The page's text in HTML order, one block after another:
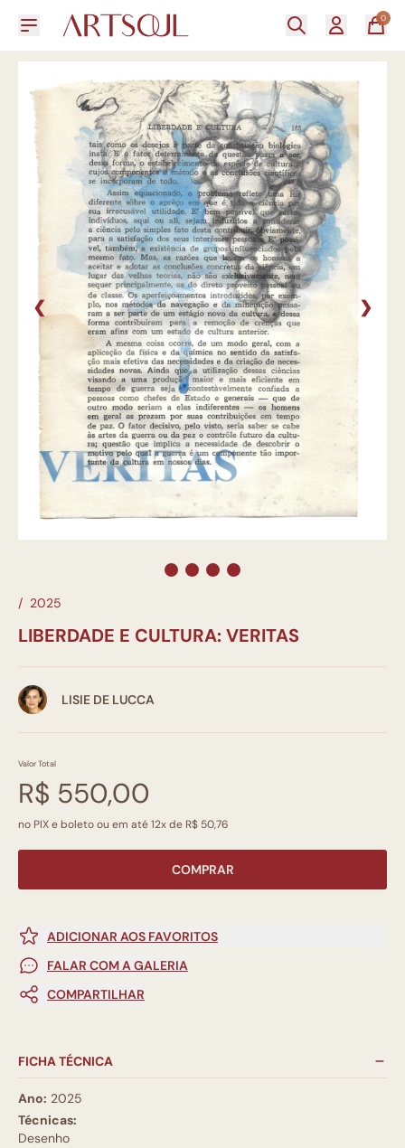
0
❮ ❯
/ 2025
LIBERDADE E CULTURA: VERITAS
LISIE DE LUCCA
Valor Total
R$ 550,00
no PIX e boleto ou em até 12x de R$ 50,76
COMPRAR
ADICIONAR AOS FAVORITOS
FALAR COM A GALERIA
COMPARTILHAR
FICHA TÉCNICA
Ano: 2025
Técnicas:
Desenho